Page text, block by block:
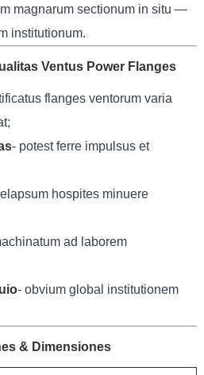
magnarum sectionum in situ —
institutionum.
Ventus Power Flanges
flanges ventorum varia
- potest ferre impulsus et
hospites minuere
ad laborem
- obvium global institutionem
& Dimensiones